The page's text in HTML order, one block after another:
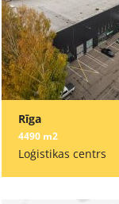
Rīga
4490 m2
Loģistikas centrs